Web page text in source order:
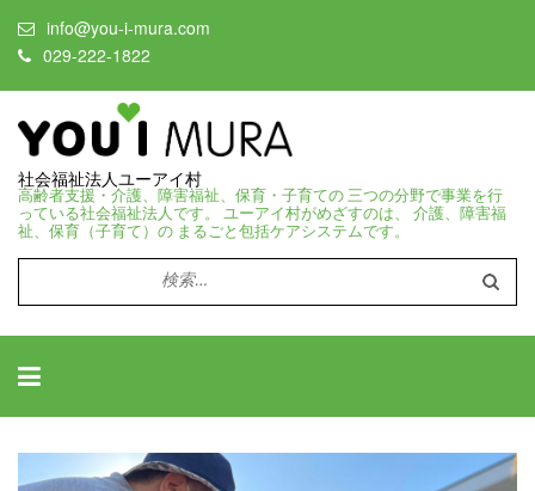
info@you-i-mura.com
029-222-1822
社会福祉法人ユーアイ村
高齢者支援・介護、障害福祉、保育・子育ての 三つの分野で事業を行
っている社会福祉法人です。 ユーアイ村がめざすのは、 介護、障害福
祉、保育（子育て）の まるごと包括ケアシステムです。
検
索: